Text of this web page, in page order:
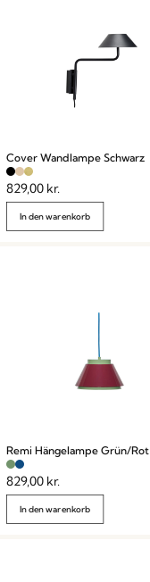
Cover Wandlampe Schwarz
829,00 kr.
In den warenkorb
Remi Hängelampe Grün/Rot
829,00 kr.
In den warenkorb